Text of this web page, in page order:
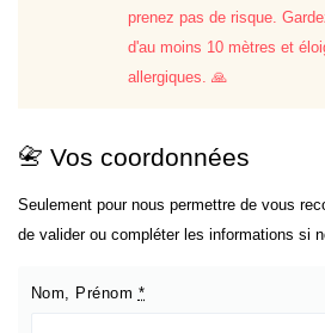
prenez pas de risque.
d'au moins 10 mètres et
allergiques. 🙏
📇 Vos coordonnées
Seulement pour nous permettre de vous
de valider ou compléter les informations si
Nom, Prénom *